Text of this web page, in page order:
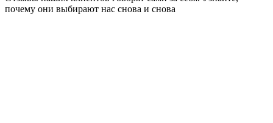
почему они выбирают нас снова и снова